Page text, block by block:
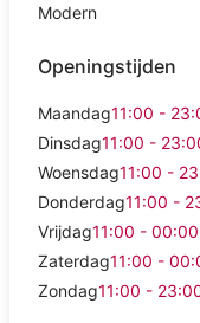
Modern
Openingstijden
Maandag11:00 -
Dinsdag11:00 -
Woensdag11:00 -
Donderdag11:00 -
Vrijdag11:00 - 00:00
Zaterdag11:00 -
Zondag11:00 -